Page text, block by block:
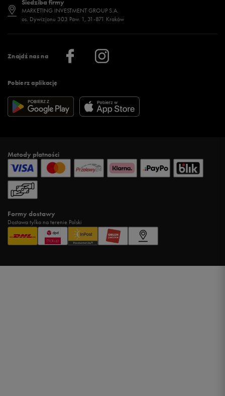
Znajdź nas na
Pobierz aplikację
Regulamin sklepu 50 style
Regulamin aplikacji 50 style
Więcej regulaminów >
Jak wybrać buty na zimę?
Więcej >
Stylizacje damskie
Sklepy stacjonarne
Klub 50 style
Praca
Informacje o firmie
Siedziba firmy
MARKETING INVESTMENT GROUP S.A.
os. Dywizjonu 303 Paw. 1, 31-871 Kraków
Metody płatności
Formy dostawy
Dostawa tylko na terenie Polski